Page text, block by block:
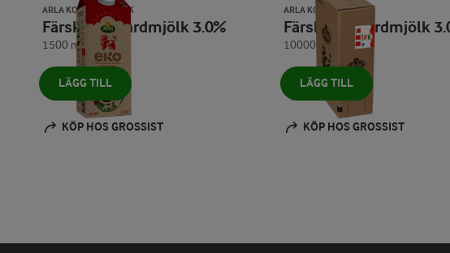
ARLA KO® EKOLOGISK
Färsk standardmjölk 3.0%
1500 ml
LÄGG TILL
KÖP HOS GROSSIST
ARLA KO®
Färsk standardmjölk
10000 ml
LÄGG TILL
KÖP HOS GROSSIST